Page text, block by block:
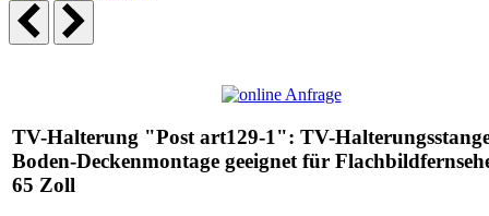
TV-Halterung "Post art129-1": TV-
Boden-Deckenmontage geeignet für
65 Zoll